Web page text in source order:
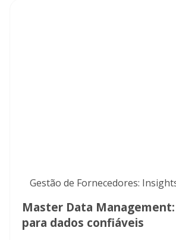
Gestão de Fornecedores:
Master Data
para dados confiáveis